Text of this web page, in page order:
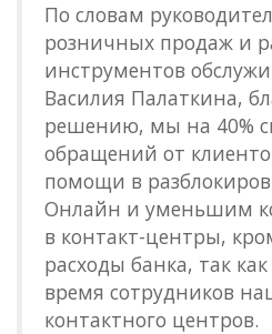
По словам
розничных продаж и
инструментов
Василия Палаткина,
решению, мы на 40%
обращений от
помощи в
Онлайн и уменьшим
в контакт-центры,
расходы банка, так
время сотрудников
контактного центров.